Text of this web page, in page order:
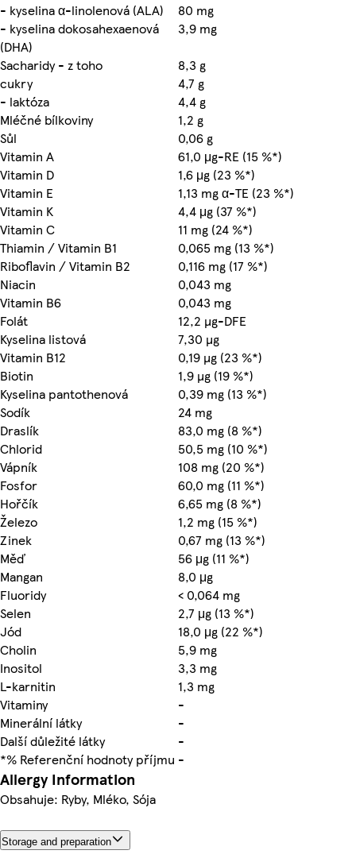
- kyselina α-linolenová (ALA)
80 mg
- kyselina dokosahexaenová
(DHA)
3,9 mg
Sacharidy - z toho
8,3 g
cukry
4,7 g
- laktóza
4,4 g
Mléčné bílkoviny
1,2 g
Sůl
0,06 g
Vitamin A
61,0 μg-RE (15 %*)
Vitamin D
1,6 μg (23 %*)
Vitamin E
1,13 mg α-TE (23 %*)
Vitamin K
4,4 μg (37 %*)
Vitamin C
11 mg (24 %*)
Thiamin / Vitamin B1
0,065 mg (13 %*)
Riboflavin / Vitamin B2
0,116 mg (17 %*)
Niacin
0,043 mg
Vitamin B6
0,043 mg
Folát
12,2 µg-DFE
Kyselina listová
7,30 µg
Vitamin B12
0,19 µg (23 %*)
Biotin
1,9 µg (19 %*)
Kyselina pantothenová
0,39 mg (13 %*)
Sodík
24 mg
Draslík
83,0 mg (8 %*)
Chlorid
50,5 mg (10 %*)
Vápník
108 mg (20 %*)
Fosfor
60,0 mg (11 %*)
Hořčík
6,65 mg (8 %*)
Železo
1,2 mg (15 %*)
Zinek
0,67 mg (13 %*)
Měď
56 μg (11 %*)
Mangan
8,0 μg
Fluoridy
< 0,064 mg
Selen
2,7 μg (13 %*)
Jód
18,0 μg (22 %*)
Cholin
5,9 mg
Inositol
3,3 mg
L-karnitin
1,3 mg
Vitaminy
-
Minerální látky
-
Další důležité látky
-
*% Referenční hodnoty příjmu -
Allergy Information
Obsahuje: Ryby, Mléko, Sója
Storage and preparation